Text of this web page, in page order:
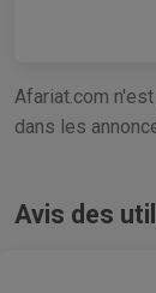
Afariat.com
dans les
Avis des